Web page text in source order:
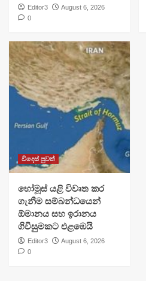
Editor3
August 6, 2026
0
විදෙස් පුවත්
හෝමූස් යළි විවෘත කර
ගැනීම සම්බන්ධයෙන්
ඕමානය සහ ඉරානය
ගිවිසුමකට එළඹෙයි
Editor3
August 6, 2026
0